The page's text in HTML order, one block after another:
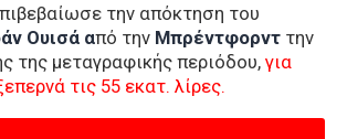
την απόκτηση του
Ουισά από την Μπρέντφορντ την
της μεταγραφικής περιόδου, για
τις 55 εκατ. λίρες.